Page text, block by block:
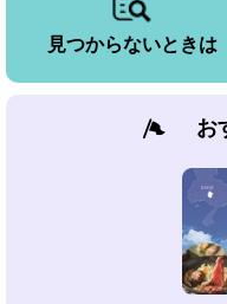
見つからないときは
お